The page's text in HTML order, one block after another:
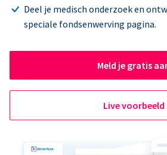
Deel je medisch onderzoek en
speciale fondsenwerving pagina.
Meld je gratis
Live voorbeeld